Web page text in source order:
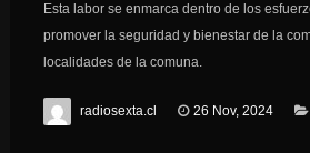
Esta labor se enmarca dentro de los
promover la seguridad y bienestar de la
localidades de la comuna.
radiosexta.cl 26 Nov, 2024